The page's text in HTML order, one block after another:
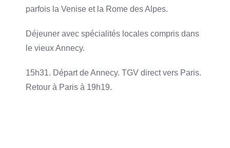
parfois la Venise et la Rome des Alpes.
Déjeuner avec spécialités locales compris dans
le vieux Annecy.
15h31. Départ de Annecy. TGV direct vers Paris.
Retour à Paris à 19h19.